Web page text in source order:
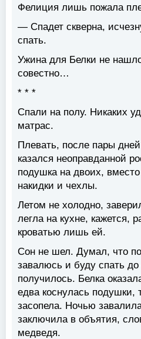
Фелиция лишь пожала
— Спадет скверна,
спать.
Ужина для Белки не
совестно…
* * *
Спали на полу. Никаких
матрас.
Плевать, после пары
казался неоправданной
подушка на двоих,
накидки и чехлы.
Летом не холодно,
легла на кухне, кажется,
кроватью лишь ей.
Сон не шел. Думал, что
завалюсь и буду спать
получилось. Белка
едва коснулась подушки,
засопела. Ночью
заключила в объятия,
медведя.